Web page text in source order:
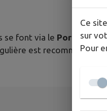
se font via le Portail
est recommandée
Ce
sur
Pour